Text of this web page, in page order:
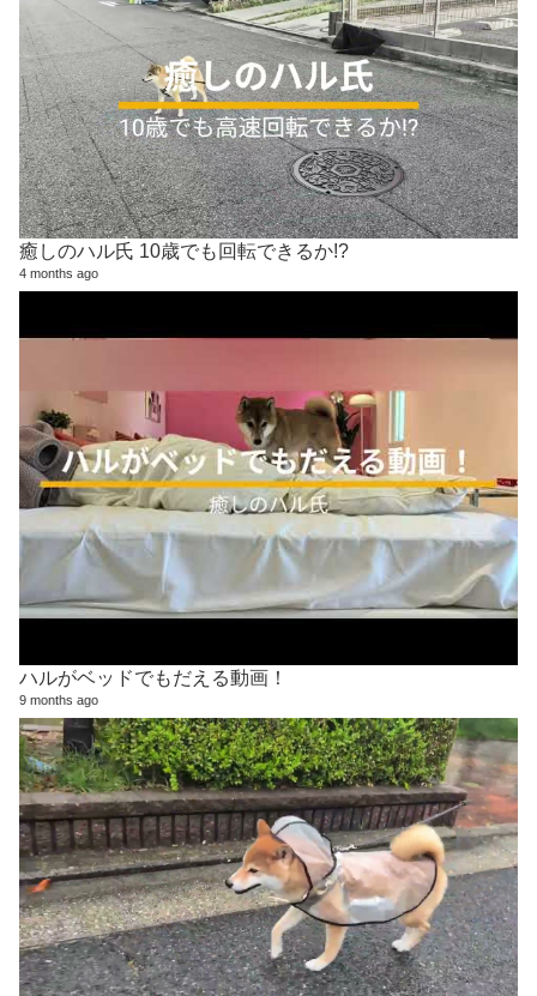
癒しのハル氏 10歳でも回転できるか!?
4 months ago
ハルがベッドでもだえる動画！
9 months ago